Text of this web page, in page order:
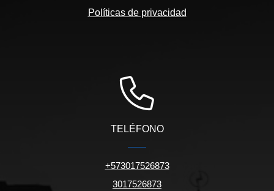
Políticas de privacidad
TELÉFONO
+573017526873
3017526873